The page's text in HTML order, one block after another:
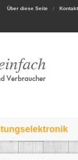
Über diese Seite Kontakt